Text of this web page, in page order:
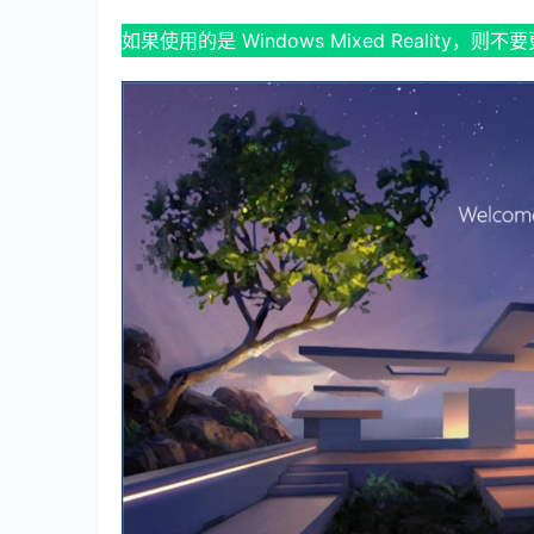
如果使用的是 Windows Mixed Reality，则不要